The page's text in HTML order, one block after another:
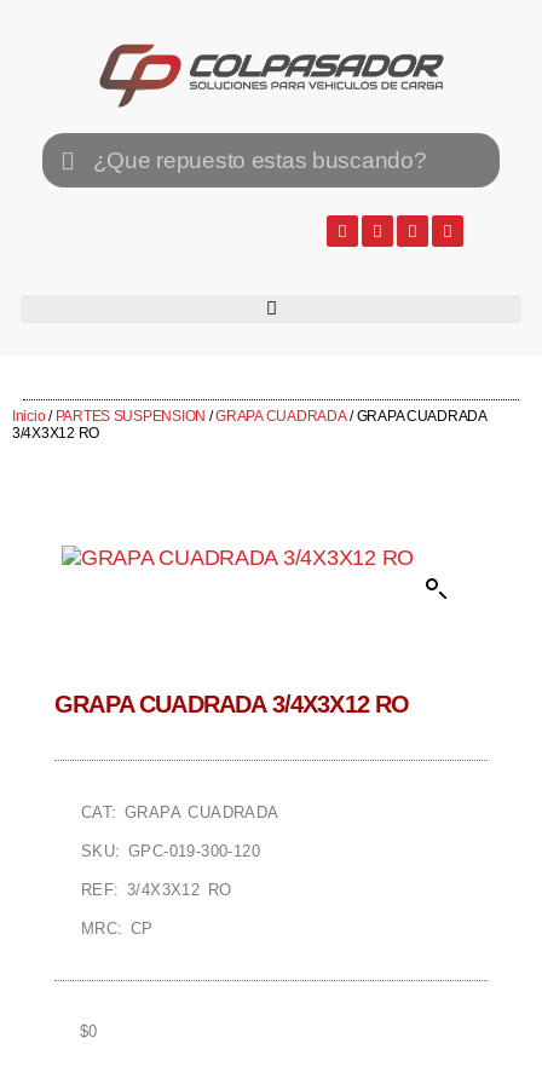
Inicio/ PARTES SUSPENSION /GRAPA CUADRADA/ GRAPA CUADRADA
3/4X3X12 RO
GRAPA CUADRADA 3/4X3X12 RO
CAT: GRAPA CUADRADA
SKU: GPC-019-300-120
REF: 3/4X3X12 RO
MRC: CP
$0